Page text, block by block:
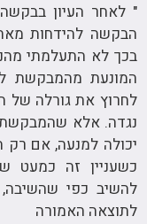
" לאחר העיון
הבקשה להידחות
בכך לא התעלמתי
המונעת מהמבקשת
לחרוץ את גורלה של
נגדה. אלא שהמבקשת
יכולה למנעה, אם רק
כשעניין זה כמעט
להשיב כפי
לתוצאה האמורה